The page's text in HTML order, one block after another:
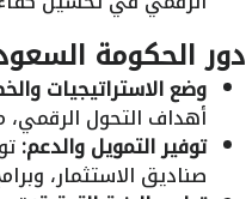
دور الحكومة
وضع الاستراتيجيات
أهداف التحول الرقمي،
توفير التمويل والدعم:
صناديق الاستثمار،